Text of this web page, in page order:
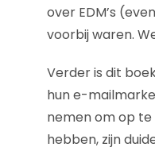
over EDM’s
voorbij waren.
Verder is dit
hun e-
nemen om op
hebben, zijn